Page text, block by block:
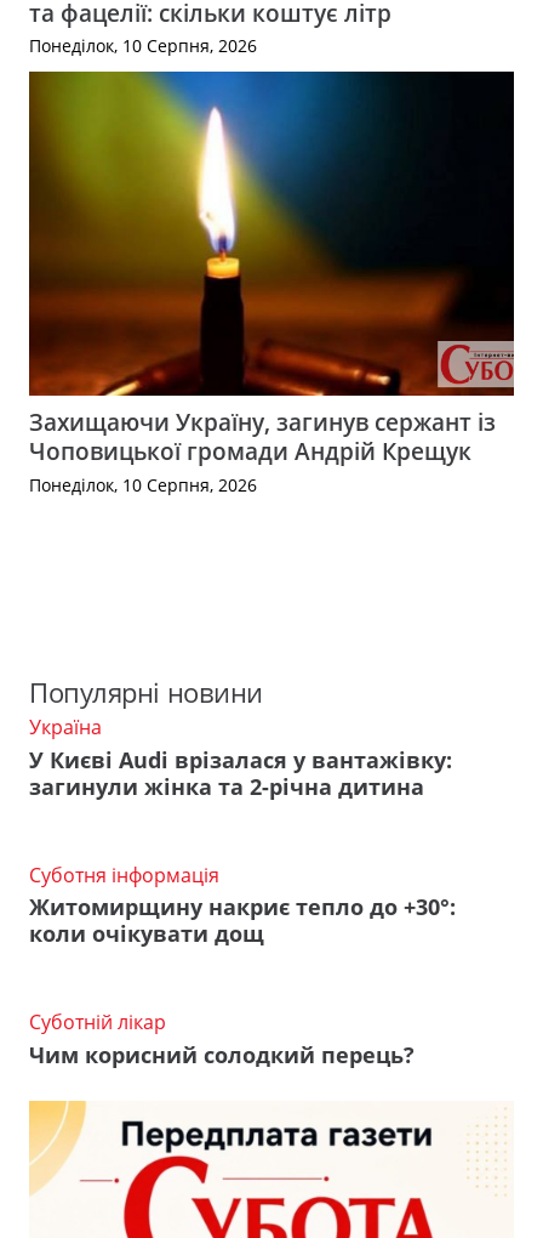
та фацелії: скільки коштує літр
Понеділок, 10 Серпня, 2026
Захищаючи Україну, загинув сержант із
Чоповицької громади Андрій Крещук
Понеділок, 10 Серпня, 2026
Популярні новини
Україна
У Києві Audi врізалася у вантажівку:
загинули жінка та 2-річна дитина
Суботня інформація
Житомирщину накриє тепло до +30°:
коли очікувати дощ
Суботній лікар
Чим корисний солодкий перець?